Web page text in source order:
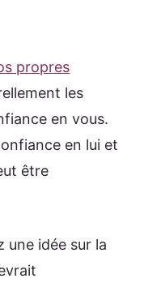
propres
les
en vous.
en lui et
être
une idée sur la